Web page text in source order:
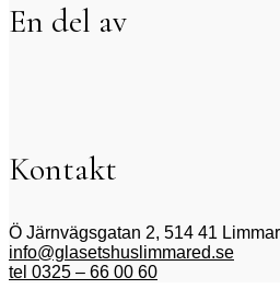
En del av
Kontakt
Ö Järnvägsgatan 2, 514 41
info@glasetshuslimmared.se
tel 0325 – 66 00 60